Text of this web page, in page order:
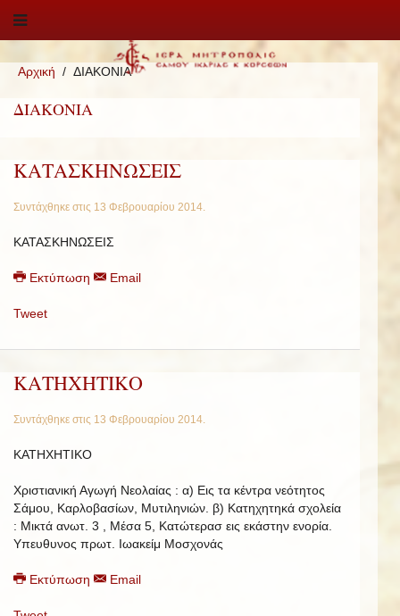
Αρχική ΔΙΑΚΟΝΙΑ
ΔΙΑΚΟΝΙΑ
ΚΑΤΑΣΚΗΝΩΣΕΙΣ
Συντάχθηκε στις 13 Φεβρουαρίου 2014.
ΚΑΤΑΣΚΗΝΩΣΕΙΣ
Εκτύπωση Email
Tweet
ΚΑΤΗΧΗΤΙΚΟ
Συντάχθηκε στις 13 Φεβρουαρίου 2014.
ΚΑΤΗΧΗΤΙΚΟ
Χριστιανική Αγωγή Νεολαίας : α) Εις τα κέντρα νεότητος
Σάμου, Καρλοβασίων, Μυτιληνιών. β) Κατηχητηκά σχολεία
: Μικτά ανωτ. 3 , Μέσα 5, Κατώτερασ εις εκάστην ενορία.
Υπευθυνος πρωτ. Ιωακείμ Μοσχονάς
Εκτύπωση Email